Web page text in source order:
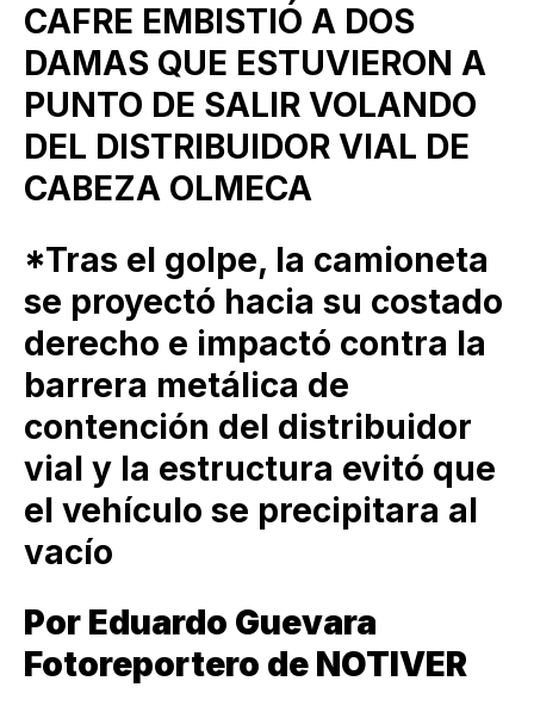
CAFRE EMBISTIÓ A DOS
DAMAS QUE ESTUVIERON A
PUNTO DE SALIR VOLANDO
DEL DISTRIBUIDOR VIAL DE
CABEZA OLMECA
*Tras el golpe, la camioneta
se proyectó hacia su costado
derecho e impactó contra la
barrera metálica de
contención del distribuidor
vial y la estructura evitó que
el vehículo se precipitara al
vacío
Por Eduardo Guevara
Fotoreportero de NOTIVER